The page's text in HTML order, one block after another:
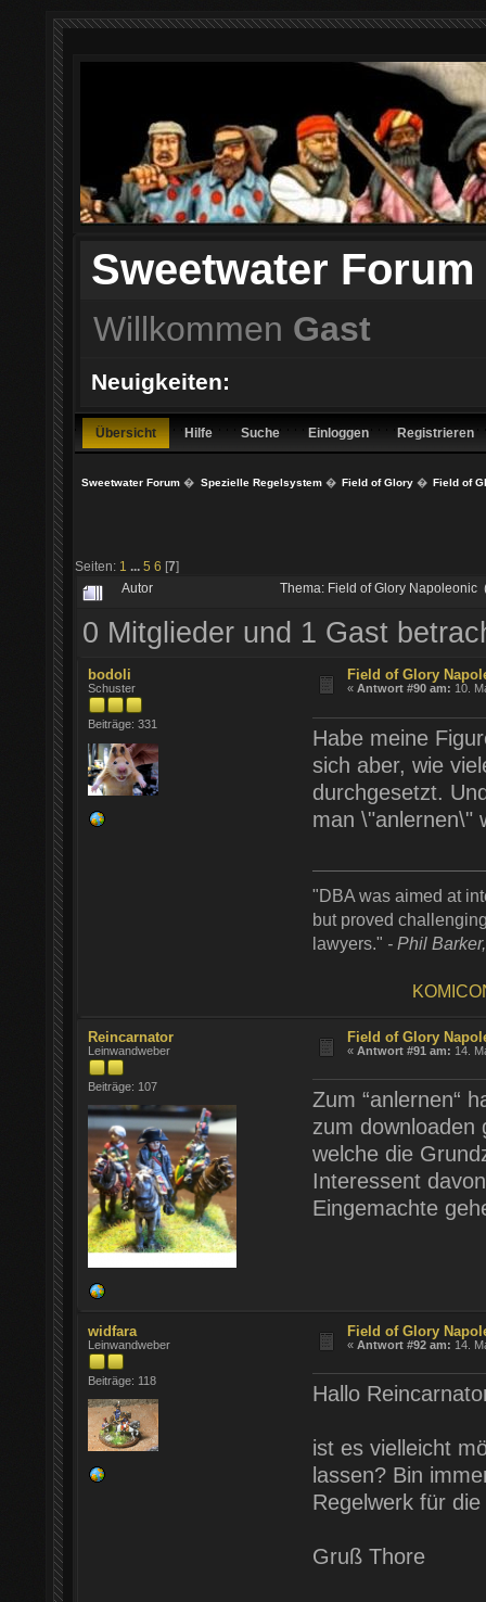
Sweetwater Forum
Willkommen Gast
Neuigkeiten:
Übersicht Hilfe Suche Einloggen Registrieren
Sweetwater Forum � Spezielle Regelsystem� Field of Glory� Field of
Seiten: 1 ... 5 6 [7]
Autor Thema: Field of Glory Napoleonic
0 Mitglieder und 1 Gast
bodoli
Schuster
Beiträge: 331
Field of Glory
«Antwort #90 am: 10.
Habe meine
sich aber, wie
durchgesetzt.
man \"anlernen\"
"DBA was aimed at
but proved
lawyers." - Phil
Reincarnator
Leinwandweber
Beiträge: 107
Field of Glory
«Antwort #91 am: 14.
Zum “anlernen“
zum downloaden
welche die
Interessent
Eingemachte
widfara
Leinwandweber
Beiträge: 118
Field of Glory
«Antwort #92 am: 14.
Hallo
ist es vielleicht
lassen? Bin
Regelwerk für
Gruß Thore